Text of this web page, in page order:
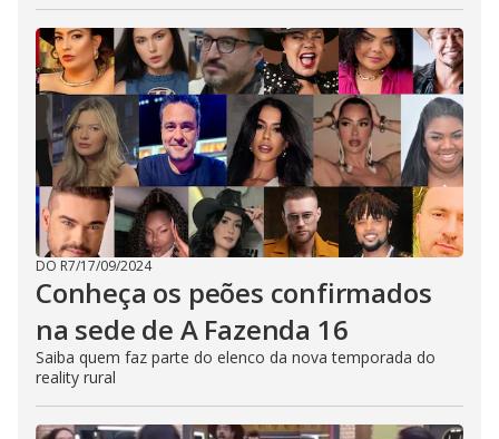
DO R7/17/09/2024
Conheça os peões confirmados
na sede de A Fazenda 16
Saiba quem faz parte do elenco da nova temporada do
reality rural